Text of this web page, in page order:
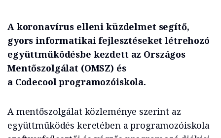
A koronavírus elleni küzdelmet segítő,
gyors informatikai fejlesztéseket létrehozó
együttműködésbe kezdett az Országos
Mentőszolgálat (OMSZ) és
a Codecool programozóiskola.
A mentőszolgálat közleménye szerint az
együttműködés keretében a programozóiskola